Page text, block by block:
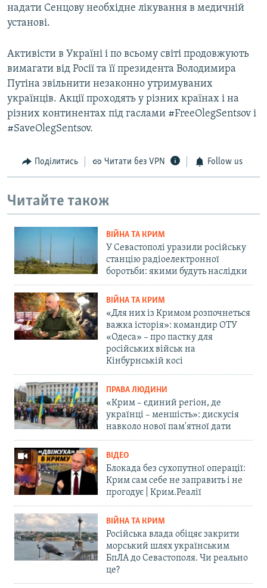
надати Сенцову необхідне лікування в медичній
установі.
Активісти в Україні і по всьому світі продовжують
вимагати від Росії та її президента Володимира
Путіна звільнити незаконно утримуваних
українців. Акції проходять у різних країнах і на
різних континентах під гаслами #FreeOlegSentsov і
#SaveOlegSentsov.
Поділитись Читати без VPN Follow us
Читайте також
ВІЙНА ТА КРИМ
У Севастополі уразили російську
станцію радіоелектронної
боротьби: якими будуть наслідки
ВІЙНА ТА КРИМ
«Для них із Кримом розпочнеться
важка історія»: командир ОТУ
«Одеса» – про пастку для
російських військ на
Кінбурнській косі
ПРАВА ЛЮДИНИ
«Крим – єдиний регіон, де
українці – меншість»: дискусія
навколо нової пам'ятної дати
ВІДЕО
Блокада без сухопутної операції:
Крим сам себе не заправить і не
прогодує | Крим.Реалії
ВІЙНА ТА КРИМ
Російська влада обіцяє закрити
морський шлях українським
БпЛА до Севастополя. Чи реально
це?